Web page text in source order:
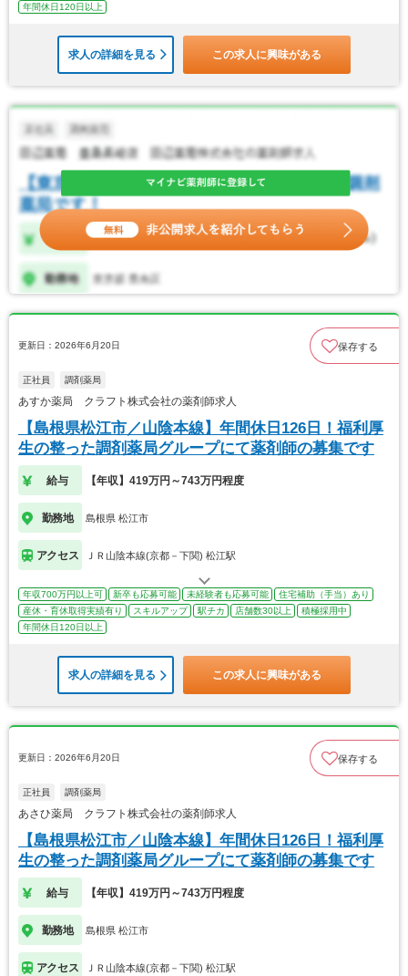
年間休日120日以上
求人の詳細を見る この求人に興味がある
更新日：2026年6月20日 保存する
正社員 調剤薬局
あすか薬局 クラフト株式会社の薬剤師求人
【島根県松江市／山陰本線】年間休日126日！福利厚
生の整った調剤薬局グループにて薬剤師の募集です
給与 【年収】419万円～743万円程度
勤務地 島根県 松江市
アクセス ＪＲ山陰本線(京都－下関) 松江駅
年収700万円以上可 新卒も応募可能 未経験者も応募可能
住宅補助（手当）あり
産休・育休取得実績有り
スキルアップ 駅チカ 店舗数30以上
積極採用中
年間休日120日以上
求人の詳細を見る この求人に興味がある
更新日：2026年6月20日 保存する
正社員 調剤薬局
あさひ薬局 クラフト株式会社の薬剤師求人
【島根県松江市／山陰本線】年間休日126日！福利厚
生の整った調剤薬局グループにて薬剤師の募集です
給与 【年収】419万円～743万円程度
勤務地 島根県 松江市
アクセス ＪＲ山陰本線(京都－下関) 松江駅